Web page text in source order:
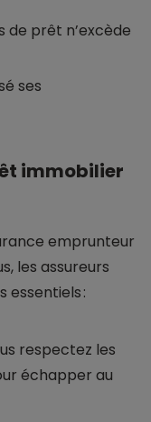
de prêt n’excède
ses
immobilier
emprunteur
les assureurs
:
respectez les
échapper au